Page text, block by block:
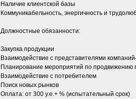
Наличие клиентской базы
Коммуникабельность, энергичность и
Должностные обязанности:
Закупка продукции
Взаимодействие с представителями
Планирование мероприятий по продвижению
Взаимодействие с потребителем
Поиск новых рынков
Оплата: от 300 у.е.+ % (испытательный срок)